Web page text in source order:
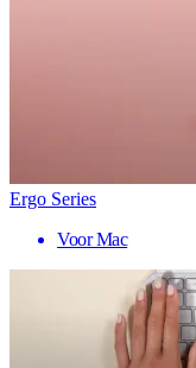
Ergo Series
Voor Mac